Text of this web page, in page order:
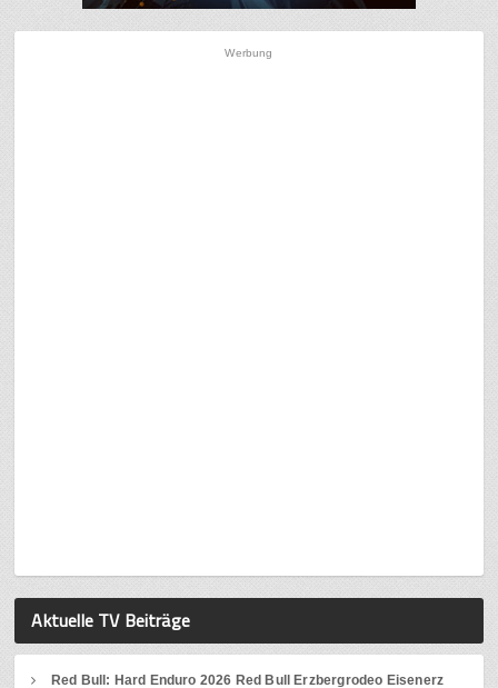
Werbung
Aktuelle TV Beiträge
Red Bull: Hard Enduro 2026 Red Bull Erzbergrodeo Eisenerz